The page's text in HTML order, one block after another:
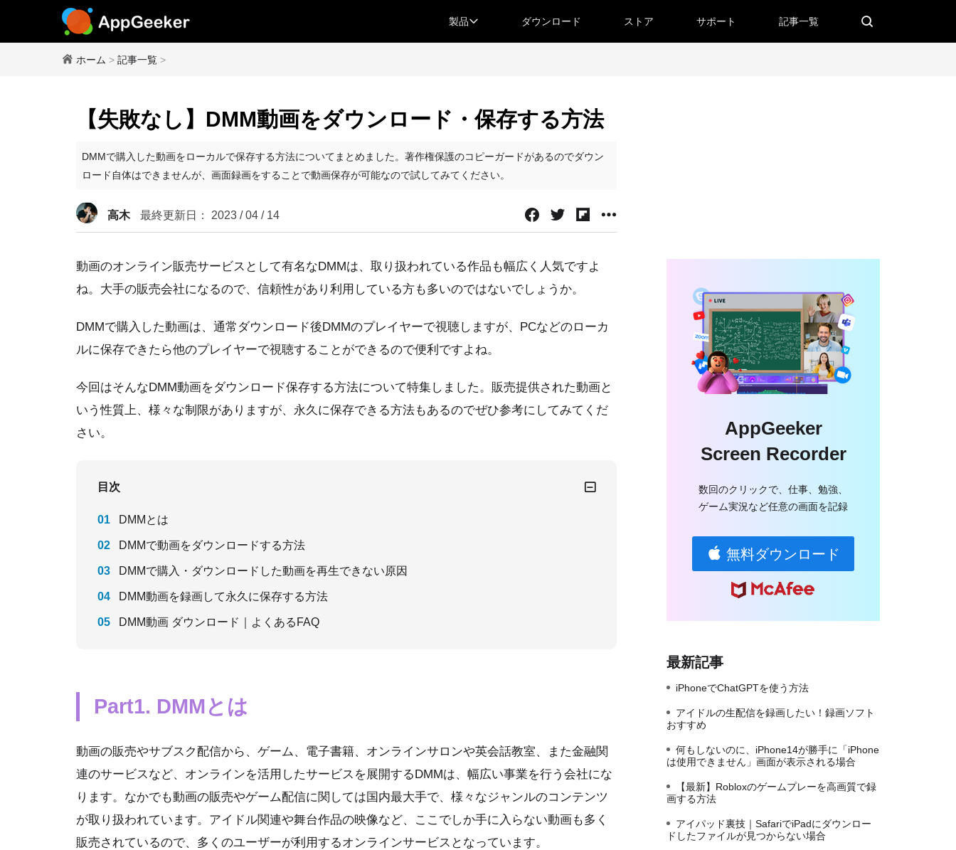
製品 ダウンロード ストア サポート 記事一覧
ホーム > 記事一覧 >
【失敗なし】DMM動画をダウンロード・保存する方法
DMMで購入した動画をローカルで保存する方法についてまとめました。著作権保護のコピーガードがあるのでダウン
ロード自体はできませんが、画面録画をすることで動画保存が可能なので試してみてください。
高木 最終更新日： 2023 / 04 / 14
動画のオンライン販売サービスとして有名なDMMは、取り扱われている作品も幅広く人気ですよ
ね。大手の販売会社になるので、信頼性があり利用している方も多いのではないでしょうか。
DMMで購入した動画は、通常ダウンロード後DMMのプレイヤーで視聴しますが、PCなどのローカ
ルに保存できたら他のプレイヤーで視聴することができるので便利ですよね。
今回はそんなDMM動画をダウンロード保存する方法について特集しました。販売提供された動画と
いう性質上、様々な制限がありますが、永久に保存できる方法もあるのでぜひ参考にしてみてくだ
さい。
目次
DMMとは
DMMで動画をダウンロードする方法
DMMで購入・ダウンロードした動画を再生できない原因
DMM動画を録画して永久に保存する方法
DMM動画 ダウンロード｜よくあるFAQ
Part1. DMMとは
動画の販売やサブスク配信から、ゲーム、電子書籍、オンラインサロンや英会話教室、また金融関
連のサービスなど、オンラインを活用したサービスを展開するDMMは、幅広い事業を行う会社にな
ります。なかでも動画の販売やゲーム配信に関しては国内最大手で、様々なジャンルのコンテンツ
が取り扱われています。アイドル関連や舞台作品の映像など、ここでしか手に入らない動画も多く
販売されているので、多くのユーザーが利用するオンラインサービスとなっています。
AppGeeker
Screen Recorder
数回のクリックで、仕事、勉強、
ゲーム実況など任意の画面を記録
無料ダウンロード
最新記事
iPhoneでChatGPTを使う方法
アイドルの生配信を録画したい！録画ソフト
おすすめ
何もしないのに、iPhone14が勝手に「iPhone
は使用できません」画面が表示される場合
【最新】Robloxのゲームプレーを高画質で録
画する方法
アイパッド裏技｜SafariでiPadにダウンロー
ドしたファイルが見つからない場合